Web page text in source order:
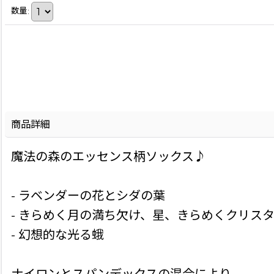
数量:
商品詳細
魔法の森のエッセンス柄ソックス♪
- ラベンダーの花とシダの葉
- きらめく月の満ち欠け、星、きらめくクリス
- 幻想的な光る蛾